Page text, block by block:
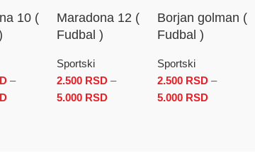
RSD do 5.000 RSD
10 (
–
Raspon cena: od 2.500 RSD do 5.000 RSD
Maradona 12 (
Fudbal )
Sportski
2.500 RSD –
5.000 RSD Raspon cena: od 2.500 RSD
Borjan golman (
Fudbal )
Sportski
2.500 RSD –
5.000 RSDRaspon